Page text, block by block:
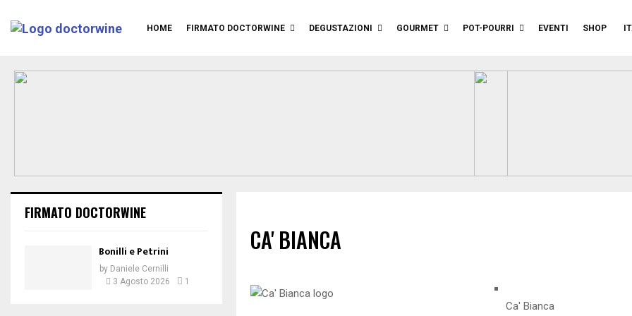
HOME FIRMATO DOCTORWINE DEGUSTAZIONI GOURMET POT-POURRI EVENTI SHOP
CA' BIANCA
Ca' Bianca
FIRMATO DOCTORWINE
Bonilli e Petrini
by Daniele Cernilli
3 Agosto 2026
1